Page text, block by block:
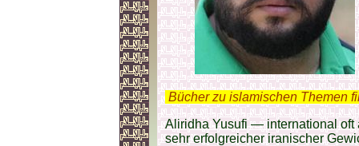
Bücher zu islamischen Themen
Aliridha Yusufi — international
sehr erfolgreicher iranischer